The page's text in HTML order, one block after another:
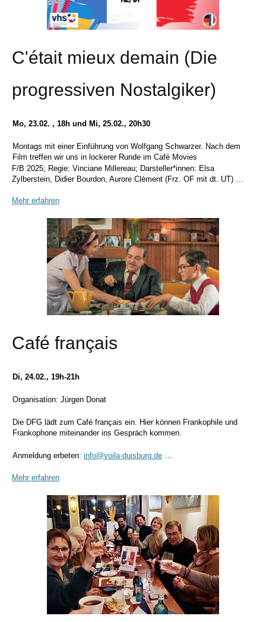
C'était mieux demain (Die
progressiven Nostalgiker)
Mo, 23.02. , 18h und Mi, 25.02., 20h30
Montags mit einer Einführung von Wolfgang Schwarzer. Nach dem
Film treffen wir uns in lockerer Runde im Café Movies
F/B 2025; Regie: Vinciane Millereau; Darsteller*innen: Elsa
Zylberstein, Didier Bourdon, Aurore Clément (Frz. OF mit dt. UT) …
Mehr erfahren
Café français
Di, 24.02., 19h-21h
Organisation: Jürgen Donat
Die DFG lädt zum Café français ein. Hier können Frankophile und
Frankophone miteinander ins Gespräch kommen.
Anmeldung erbeten: info@voila-duisburg.de …
Mehr erfahren